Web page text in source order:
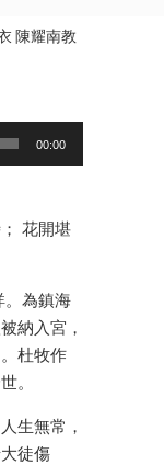
陳耀南教
00:00
花開堪
。為鎮海
納入宮，
杜牧作
。
生無常，
徒傷